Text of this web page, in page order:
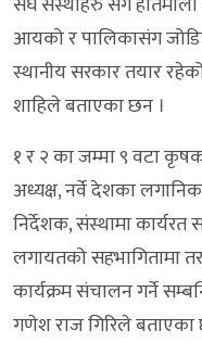
आयको र पालिकासंग
स्थानीय सरकार तयार
शाहिले बताएका छन ।
१ र २ का जम्मा ९ वटा
अध्यक्ष, नर्वे देशका
निर्देशक, संस्थामा
लगायतको सहभागितामा
कार्यक्रम संचालन गर्ने
गणेश राज गिरिले बताएका